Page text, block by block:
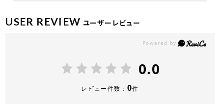
USER REVIEW ユーザーレビュー
0.0
レビュー件数： 0件